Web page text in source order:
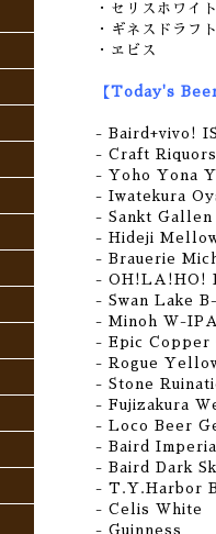
・セリスホワイト
・ギネスドラフト
・ヱビス
【Today's
- Baird+vivo!
- Craft
- Yoho Yona
- Iwatekura
- Sankt Gallen
- Hideji
- Brauerie
- OH!LA!HO!
- Swan Lake
- Minoh W-IPA
- Epic Copper
- Rogue
- Stone
- Fujizakura
- Loco Beer
- Baird
- Baird Dark
- T.Y.Harbor
- Celis White
- Guinness